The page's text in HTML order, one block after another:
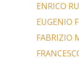
ENRICO
EUGENIO
FABRIZIO